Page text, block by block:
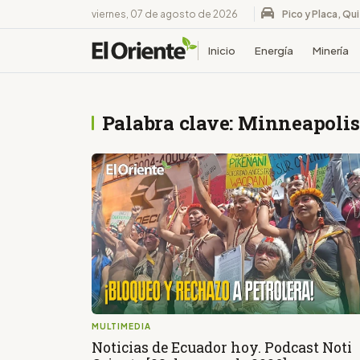
viernes, 07 de agosto de 2026 Pico y Placa,
Inicio Energía Minería
Palabra clave: Minneapolis
MULTIMEDIA
Noticias de Ecuador hoy. Podcast Noti